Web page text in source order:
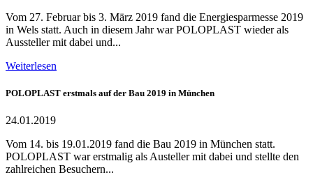
Vom 27. Februar bis 3. März 2019 fand die Energiesparmesse 2019
in Wels statt. Auch in diesem Jahr war POLOPLAST wieder als
Aussteller mit dabei und...
Weiterlesen
POLOPLAST erstmals auf der Bau 2019 in München
24.01.2019
Vom 14. bis 19.01.2019 fand die Bau 2019 in München statt.
POLOPLAST war erstmalig als Austeller mit dabei und stellte den
zahlreichen Besuchern...